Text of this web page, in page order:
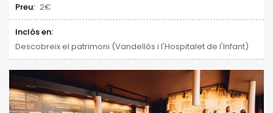
Preu: 2€
Inclòs en:
Descobreix el patrimoni (Vandellòs i l'Hospitalet de l'Infant)